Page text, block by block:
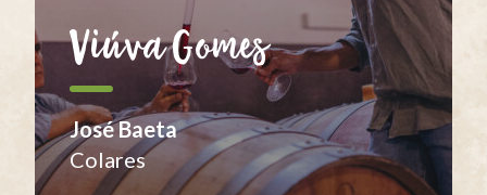
Viúva Gomes
José Baeta
Colares